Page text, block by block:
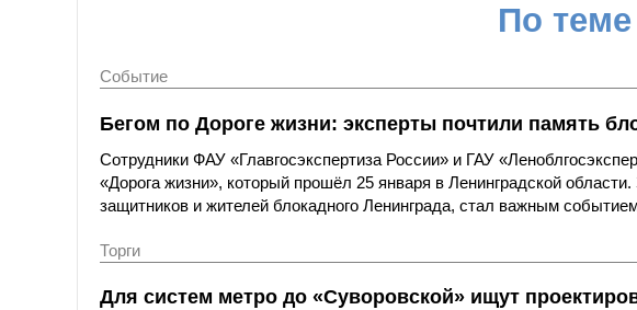
По теме
Событие
Бегом по Дороге жизни: эксперты почтили память
Сотрудники ФАУ «Главгосэкспертиза России» и ГАУ
«Дорога жизни», который прошёл 25 января в Ленинградской
защитников и жителей блокадного Ленинграда, стал важным
Торги
Для систем метро до «Суворовской» ищут